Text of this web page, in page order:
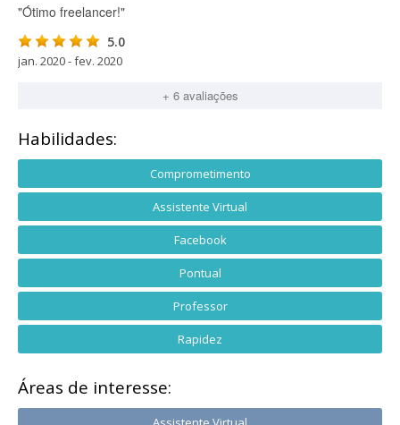
"Ótimo freelancer!"
5.0
jan. 2020 - fev. 2020
+ 6 avaliações
Habilidades:
Comprometimento
Assistente Virtual
Facebook
Pontual
Professor
Rapidez
Áreas de interesse: